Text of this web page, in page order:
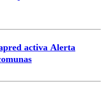
activa Alerta